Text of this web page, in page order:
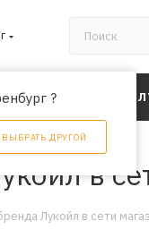
?
ВЫБРАТЬ ДРУГОЙ
в
Лукойл в сети